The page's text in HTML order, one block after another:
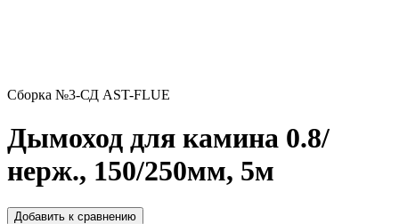
Сборка №3-СД AST-FLUE
Дымоход для камина 0.8/
нерж., 150/250мм, 5м
Добавить к сравнению